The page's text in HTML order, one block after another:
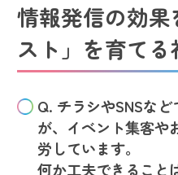
情報発信の効果
スト」を育てる
Q. チラシやSNSな
が、イベント集客や
労しています。
何か工夫できること